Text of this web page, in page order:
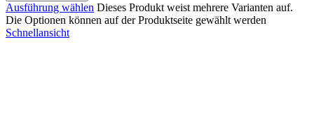
Ausführung wählen Dieses Produkt weist mehrere Varianten auf.
Die Optionen können auf der Produktseite gewählt werden
Schnellansicht